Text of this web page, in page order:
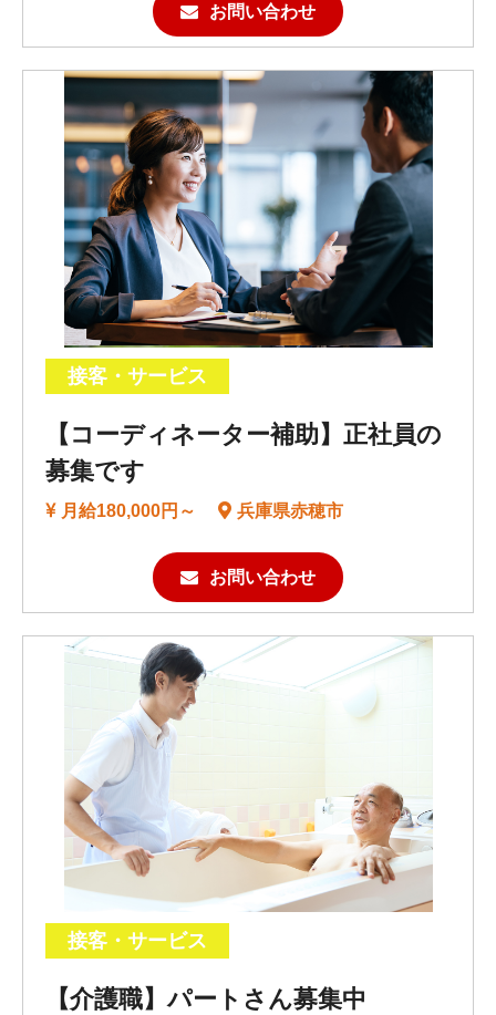
お問い合わせ
接客・サービス
【コーディネーター補助】正社員の
募集です
月給180,000円～ 兵庫県赤穂市
お問い合わせ
接客・サービス
【介護職】パートさん募集中